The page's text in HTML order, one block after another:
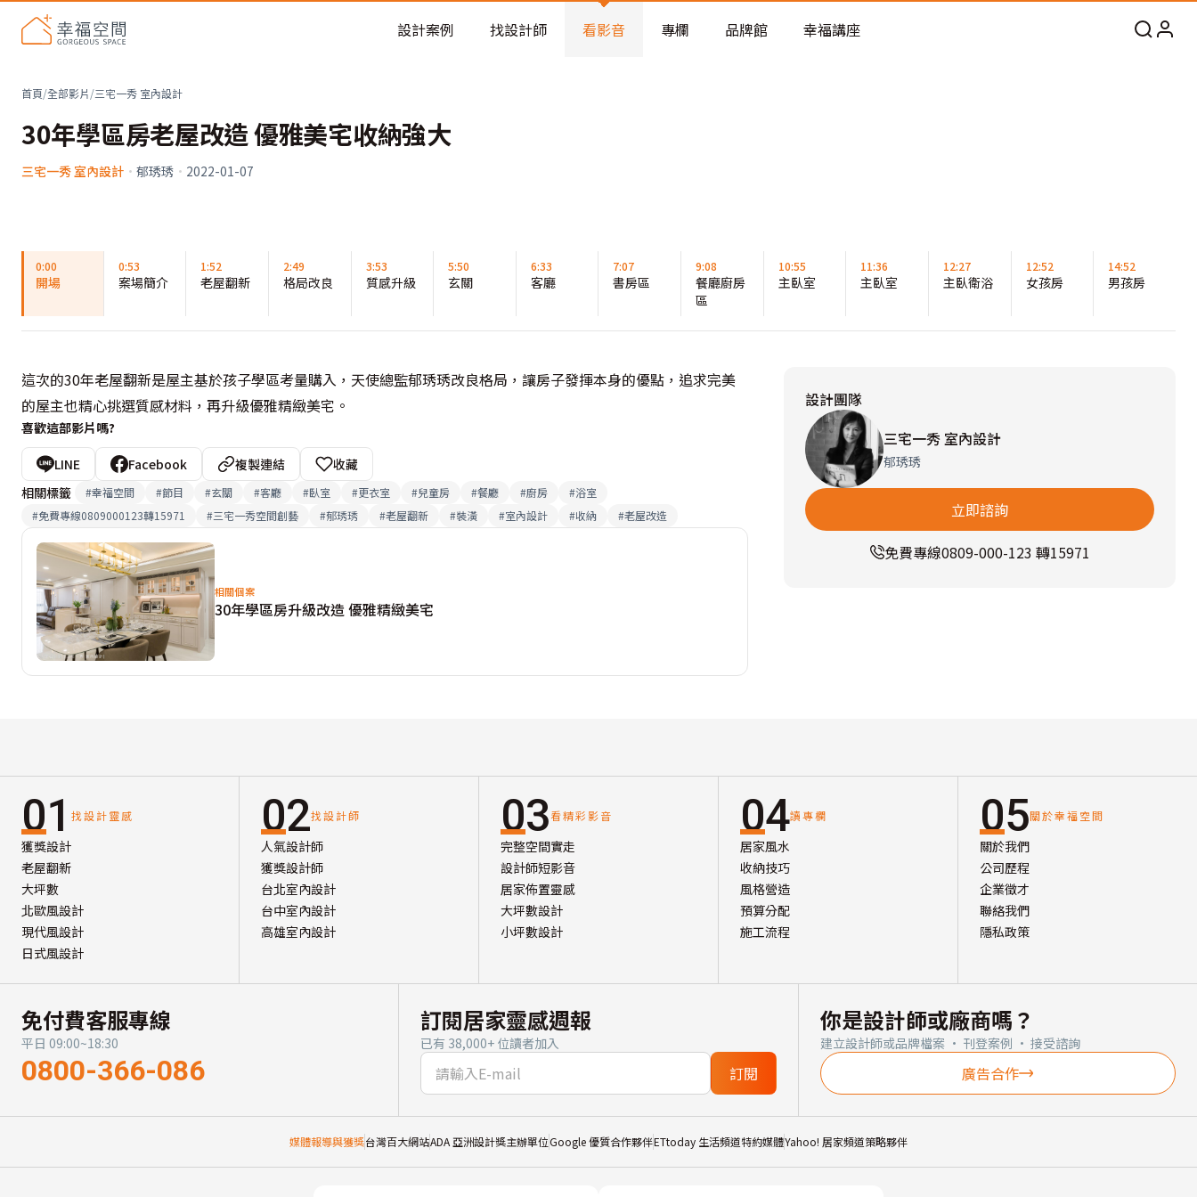
老屋預算分配與高 CP 值煥新術
設計案例 找設計師 看影音 專欄 品牌館 幸福講座
首頁/全部影片/三宅一秀 室內設計
30年學區房老屋改造 優雅美宅收納強大
三宅一秀 室內設計 · 郁琇琇 · 2022-01-07
0:00
開場
0:53
案場簡介
1:52
老屋翻新
2:49
格局改良
3:53
質感升級
5:50
玄關
6:33
客廳
7:07
書房區
9:08
餐廳廚房
區
10:55
主臥室
11:36
主臥室
12:27
主臥衛浴
12:52
女孩房
14:52
男孩房
這次的30年老屋翻新是屋主基於孩子學區考量購入，天使總監郁琇琇改良格局，讓房子發揮本身的優點，追求完美
的屋主也精心挑選質感材料，再升級優雅精緻美宅。
喜歡這部影片嗎?
LINE Facebook 複製連結
收藏
相關標籤
#幸福空間 #節目 #玄關 #客廳 #臥室 #更衣室 #兒童房 #餐廳 #廚房 #浴室
#免費專線0809000123轉15971 #三宅一秀空間創藝 #郁琇琇 #老屋翻新 #裝潢 #室內設計 #收納 #老屋改造
相關個案
30年學區房升級改造 優雅精緻美宅
設計團隊
三宅一秀 室內設計
郁琇琇
立即諮詢
免費專線0809-000-123 轉15971
01 找設計靈感
獲獎設計
老屋翻新
大坪數
北歐風設計
現代風設計
日式風設計
02找設計師
人氣設計師
獲獎設計師
台北室內設計
台中室內設計
高雄室內設計
03看精彩影音
完整空間實走
設計師短影音
居家佈置靈感
大坪數設計
小坪數設計
04讀專欄
居家風水
收納技巧
風格營造
預算分配
施工流程
05關於幸福空間
關於我們
公司歷程
企業徵才
聯絡我們
隱私政策
免付費客服專線
平日 09:00~18:30
0800-366-086
訂閱居家靈感週報
已有 38,000+ 位讀者加入
訂閱
你是設計師或廠商嗎？
建立設計師或品牌檔案 · 刊登案例 · 接受諮詢
廣告合作
媒體報導與獲獎台灣百大網站ADA 亞洲設計獎主辦單位Google 優質合作夥伴ETtoday 生活頻道特約媒體Yahoo! 居家頻道策略夥伴